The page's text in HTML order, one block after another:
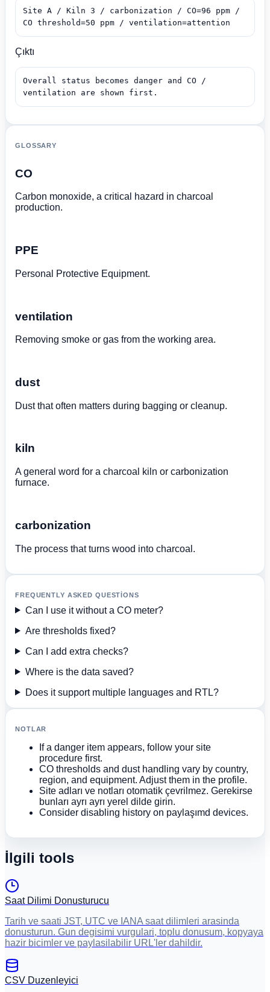
Site A / Kiln 3 / carbonization / CO=96 ppm /
CO threshold=50 ppm / ventilation=attention
Çıktı
Overall status becomes danger and CO /
ventilation are shown first.
GLOSSARY
CO
Carbon monoxide, a critical hazard in charcoal
production.
PPE
Personal Protective Equipment.
ventilation
Removing smoke or gas from the working area.
dust
Dust that often matters during bagging or cleanup.
kiln
A general word for a charcoal kiln or carbonization
furnace.
carbonization
The process that turns wood into charcoal.
FREQUENTLY ASKED QUESTIONS
Can I use it without a CO meter?
Are thresholds fixed?
Can I add extra checks?
Where is the data saved?
Does it support multiple languages and RTL?
NOTLAR
If a danger item appears, follow your site
procedure first.
CO thresholds and dust handling vary by country,
region, and equipment. Adjust them in the profile.
Site adları ve notları otomatik çevrilmez. Gerekirse
bunları ayrı ayrı yerel dilde girin.
Consider disabling history on paylaşımd devices.
İlgili tools
Saat Dilimi Donusturucu
Tarih ve saati JST, UTC ve IANA saat dilimleri arasinda
donusturun. Gun degisimi vurgulari, toplu donusum, kopyaya
hazir bicimler ve paylasilabilir URL'ler dahildir.
CSV Duzenleyici